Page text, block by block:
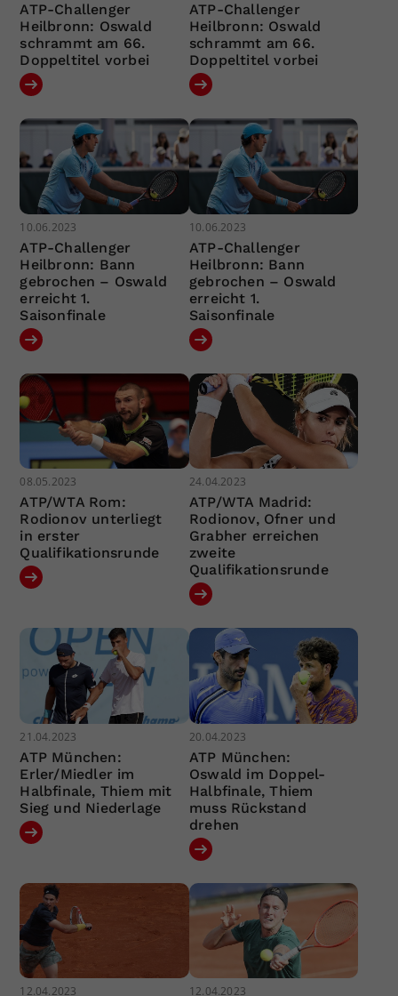
ATP-Challenger
Heilbronn: Oswald
schrammt am 66.
Doppeltitel vorbei
ATP-Challenger
Heilbronn: Oswald
schrammt am 66.
Doppeltitel vorbei
10.06.2023
ATP-Challenger
Heilbronn: Bann
gebrochen – Oswald
erreicht 1.
Saisonfinale
10.06.2023
ATP-Challenger
Heilbronn: Bann
gebrochen – Oswald
erreicht 1.
Saisonfinale
08.05.2023
ATP/WTA Rom:
Rodionov unterliegt
in erster
Qualifikationsrunde
24.04.2023
ATP/WTA Madrid:
Rodionov, Ofner und
Grabher erreichen
zweite
Qualifikationsrunde
21.04.2023
ATP München:
Erler/Miedler im
Halbfinale, Thiem mit
Sieg und Niederlage
20.04.2023
ATP München:
Oswald im Doppel-
Halbfinale, Thiem
muss Rückstand
drehen
12.04.2023 12.04.2023